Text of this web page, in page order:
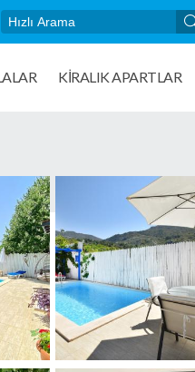
KİRALIK APARTLAR